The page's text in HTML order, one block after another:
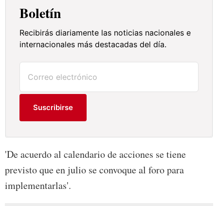
Boletín
Recibirás diariamente las noticias nacionales e
internacionales más destacadas del día.
Suscribirse
'De acuerdo al calendario de acciones se tiene
previsto que en julio se convoque al foro para
implementarlas'.